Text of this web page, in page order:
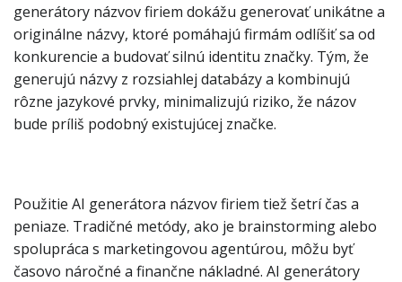
generátory názvov firiem dokážu generovať unikátne a
originálne názvy, ktoré pomáhajú firmám odlíšiť sa od
konkurencie a budovať silnú identitu značky. Tým, že
generujú názvy z rozsiahlej databázy a kombinujú
rôzne jazykové prvky, minimalizujú riziko, že názov
bude príliš podobný existujúcej značke.
Použitie AI generátora názvov firiem tiež šetrí čas a
peniaze. Tradičné metódy, ako je brainstorming alebo
spolupráca s marketingovou agentúrou, môžu byť
časovo náročné a finančne nákladné. AI generátory